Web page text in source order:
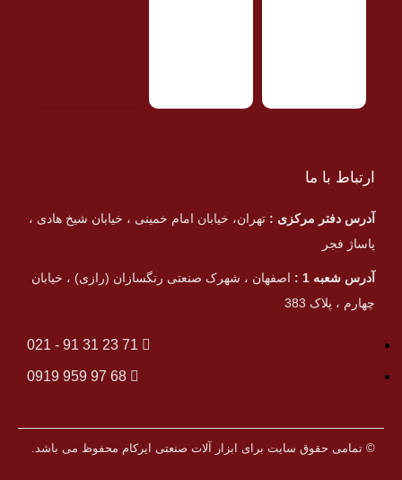
ارتباط با ما
آدرس دفتر مرکزی : تهران، خیابان امام خمینی ، خیابان شیخ هادی ،
پاساژ فجر
آدرس شعبه 1 :
اصفهان ، شهرک صنعتی رنگسازان (رازی) ، خیابان
چهارم ، پلاک 383
71 23 31 91 - 021
68 97 959 0919
© تمامی حقوق سایت برای ابزار آلات صنعتی ایرکام محفوظ می باشد.